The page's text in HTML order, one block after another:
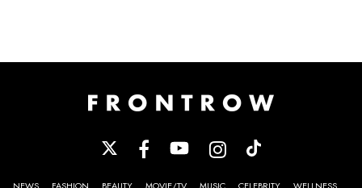
NEWS FASHION BEAUTY MOVIE/TV MUSIC CELEBRITY WELLNESS